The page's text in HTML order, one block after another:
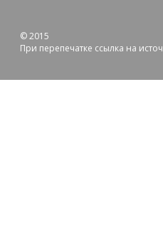
© 2015
При перепечатке ссылка на